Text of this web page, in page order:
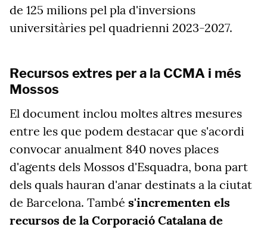
de 125 milions pel pla d'inversions
universitàries pel quadrienni 2023-2027.
Recursos extres per a la CCMA i més
Mossos
El document inclou moltes altres mesures
entre les que podem destacar que s'acordi
convocar anualment 840 noves places
d'agents dels Mossos d'Esquadra, bona part
dels quals hauran d'anar destinats a la ciutat
de Barcelona. També s'incrementen els
recursos de la Corporació Catalana de